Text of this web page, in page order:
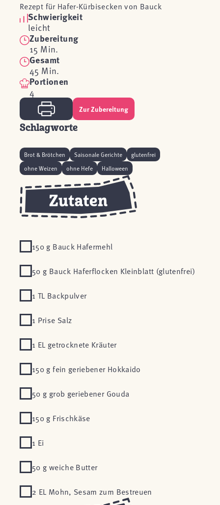
Rezept für Hafer-Kürbisecken von Bauck
Schwierigkeit
leicht
Zubereitung
15 Min.
Gesamt
45 Min.
Portionen
4
Zur Zubereitung
Schlagworte
Brot & Brötchen Saisonale Gerichte
glutenfrei
ohne Weizen
ohne Hefe Halloween
150 g Bauck Hafermehl
50 g Bauck Haferflocken Kleinblatt (glutenfrei)
1 TL Backpulver
1 Prise Salz
1 EL getrocknete Kräuter
150 g fein geriebener Hokkaido
50 g grob geriebener Gouda
150 g Frischkäse
1 Ei
50 g weiche Butter
2 EL Mohn, Sesam zum Bestreuen